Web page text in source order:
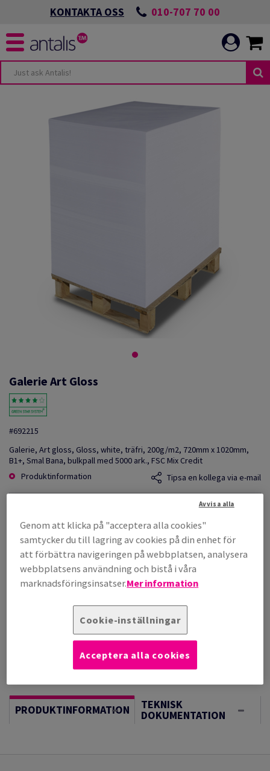
KONTAKTA OSS 010-707 70 00
Galerie Art Gloss
#692215
Galerie, Art gloss, Gloss, white, träfri, 200g/m2, 720mm x 1020mm,
B1+, Smal Bana, bulkpall med 5000 ark., FSC Mix Credit
Produktinformation
Tipsa en kollega via e-mail
(147 kg )
I LAGER
Vägledning om enheter
PRODUKTINFORMATION TEKNISK
DOKUMENTATION
Genom att klicka på "acceptera alla cookies"
samtycker du till lagring av cookies på din enhet för
att förbättra navigeringen på webbplatsen, analysera
webbplatsens användning och bistå i våra
marknadsföringsinsatser.Mer information
Cookie-inställningar
Avvisa alla
Acceptera alla cookies